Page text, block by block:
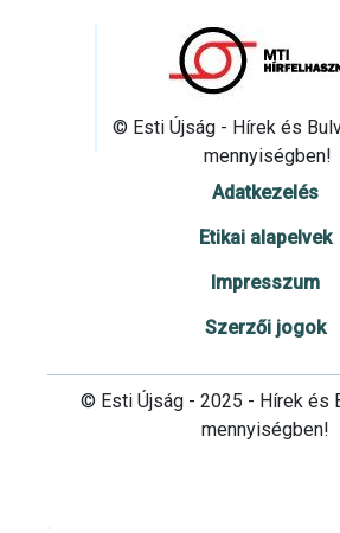
© Esti Újság - Hírek és
mennyiségben!
Adatkezelés
Etikai alapelvek
Impresszum
Szerzői jogok
© Esti Újság - 2025 - Hírek és
mennyiségben!